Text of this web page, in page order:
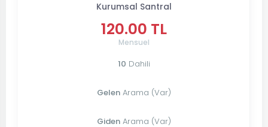
Kurumsal Santral
120.00 TL
Mensuel
10 Dahili
GelenArama (Var)
GidenArama (Var)